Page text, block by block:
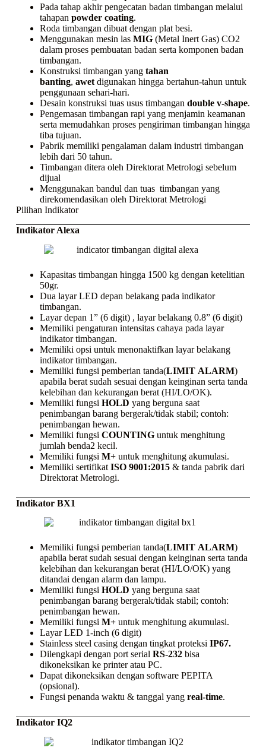
Pada tahap akhir pengecatan badan timbangan melalui
tahapan powder coating.
Roda timbangan dibuat dengan plat besi.
Menggunakan mesin las MIG(Metal Inert Gas) CO2
dalam proses pembuatan badan serta komponen badan
timbangan.
Konstruksi timbangan yang tahan
banting, awetdigunakan hingga bertahun-tahun untuk
penggunaan sehari-hari.
Desain konstruksi tuas usus timbangan double v-shape.
Pengemasan timbangan rapi yang menjamin keamanan
serta memudahkan proses pengiriman timbangan hingga
tiba tujuan.
Pabrik memiliki pengalaman dalam industri timbangan
lebih dari 50 tahun.
Timbangan ditera oleh Direktorat Metrologi sebelum
dijual
Menggunakan bandul dan tuas timbangan yang
direkomendasikan oleh Direktorat Metrologi
Pilihan Indikator
Indikator Alexa
Kapasitas timbangan hingga 1500 kg dengan ketelitian
50gr.
Dua layar LED depan belakang pada indikator
timbangan.
Layar depan 1” (6 digit) , layar belakang 0.8” (6 digit)
Memiliki pengaturan intensitas cahaya pada layar
indikator timbangan.
Memiliki opsi untuk menonaktifkan layar belakang
indikator timbangan.
Memiliki fungsi pemberian tanda(LIMIT ALARM)
apabila berat sudah sesuai dengan keinginan serta tanda
kelebihan dan kekurangan berat (HI/LO/OK).
Memiliki fungsi HOLD yang berguna saat
penimbangan barang bergerak/tidak stabil; contoh:
penimbangan hewan.
Memiliki fungsi COUNTING untuk menghitung
jumlah benda2 kecil.
Memiliki fungsi M+ untuk menghitung akumulasi.
Memiliki sertifikat ISO 9001:2015& tanda pabrik dari
Direktorat Metrologi.
Indikator BX1
Memiliki fungsi pemberian tanda(LIMIT ALARM)
apabila berat sudah sesuai dengan keinginan serta tanda
kelebihan dan kekurangan berat (HI/LO/OK) yang
ditandai dengan alarm dan lampu.
Memiliki fungsi HOLD yang berguna saat
penimbangan barang bergerak/tidak stabil; contoh:
penimbangan hewan.
Memiliki fungsi M+ untuk menghitung akumulasi.
Layar LED 1-inch (6 digit)
Stainless steel casing dengan tingkat proteksiIP67.
Dilengkapi dengan port serial RS-232bisa
dikoneksikan ke printeratau PC.
Dapat dikoneksikan dengan software PEPITA
(opsional).
Fungsi penanda waktu & tanggal yang real-time.
Indikator IQ2